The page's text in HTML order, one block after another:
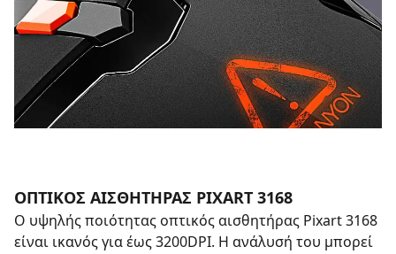
ΟΠΤΙΚΟΣ ΑΙΣΘΗΤΗΡΑΣ PIXART 3168
Ο υψηλής ποιότητας οπτικός αισθητήρας Pixart 3168
είναι ικανός για έως 3200DPI. Η ανάλυσή του μπορεί